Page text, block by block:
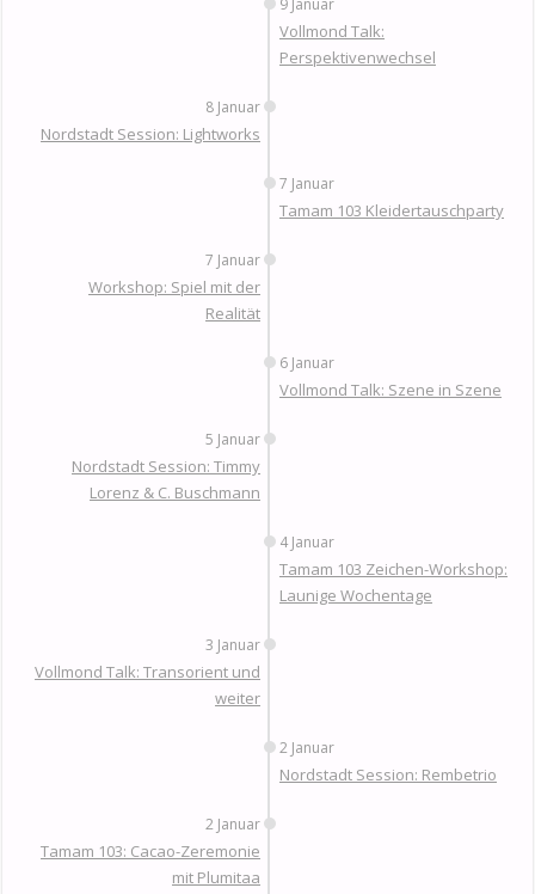
9 Januar
Vollmond Talk:
Perspektivenwechsel
8 Januar
Nordstadt Session: Lightworks
7 Januar
Tamam 103 Kleidertauschparty
7 Januar
Workshop: Spiel mit der
Realität
6 Januar
Vollmond Talk: Szene in Szene
5 Januar
Nordstadt Session: Timmy
Lorenz & C. Buschmann
4 Januar
Tamam 103 Zeichen-Workshop:
Launige Wochentage
3 Januar
Vollmond Talk: Transorient und
weiter
2 Januar
Nordstadt Session: Rembetrio
2 Januar
Tamam 103: Cacao-Zeremonie
mit Plumitaa